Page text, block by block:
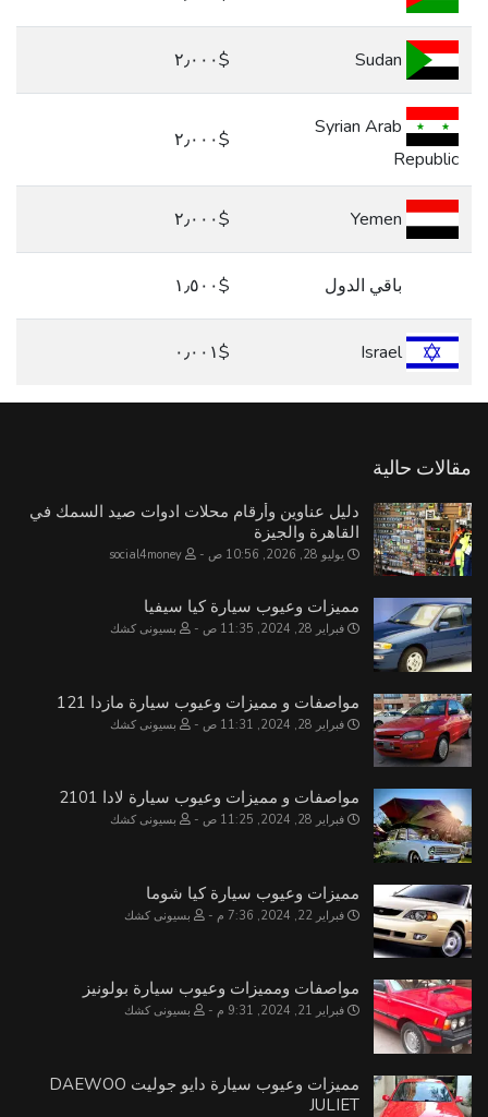
$٢٫٠٠٠
Syrian Arab
Republic
$٢٫٠٠٠
$٢٫٠٠٠
باقي الدول $١٫٥٠٠
Israel $٠٫٠٠١
مقالات حالية
دليل عناوين وأرقام محلات ادوات صيد السمك في
القاهرة والجيزة
يوليو 28, 2026, 10:56 ص
مميزات وعيوب سيارة كيا سيفيا
فبراير 28, 2024, 11:35 ص بسيونى كشك
مواصفات و مميزات وعيوب سيارة مازدا 121
فبراير 28, 2024, 11:31 ص بسيونى كشك
مواصفات و مميزات وعيوب سيارة لادا 2101
فبراير 28, 2024, 11:25 ص بسيونى كشك
مميزات وعيوب سيارة كيا شوما
فبراير 22, 2024, 7:36 م بسيونى كشك
مواصفات ومميزات وعيوب سيارة بولونيز
فبراير 21, 2024, 9:31 م بسيونى كشك
مميزات وعيوب سيارة دايو جوليت DAEWOO
JULIET